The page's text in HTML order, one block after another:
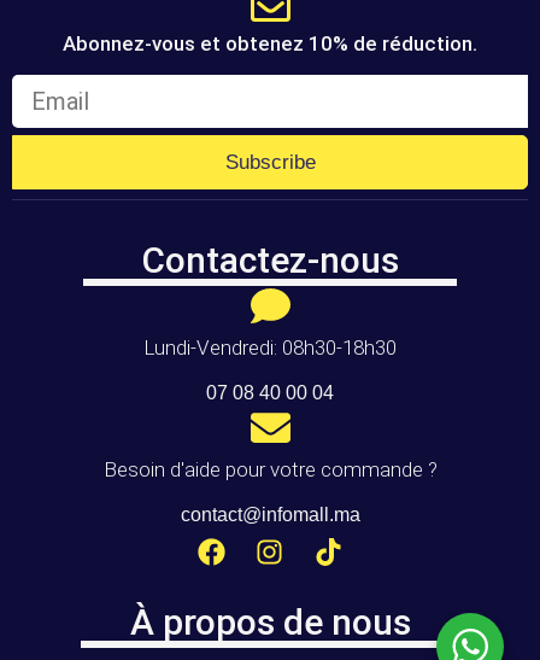
Abonnez-vous et obtenez 10% de réduction.
Subscribe
Contactez-nous
Lundi-Vendredi: 08h30-18h30
07 08 40 00 04
Besoin d'aide pour votre commande ?
contact@infomall.ma
À propos de nous